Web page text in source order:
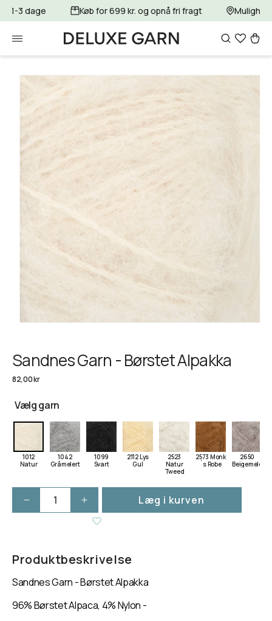
Gå til
indhold
1-3 dage Køb for 699 kr. og opnå fri fragt
Gå til
produktoplysninger
Sandnes Garn - Børstet Alpakka
Normalpris
82,00 kr
Vælg garn
1012
Natur
1042
Gråmelert
1099
Svart
2112 Lys
Gul
2523
Natur
Tweed
2573 Monk
´s Robe
2650
Beigemelert
Reducer
Garn
Børstet
Øg
antallet
Garn
Børstet
Læg i kurven
Produktbeskrivelse
Sandnes Garn - Børstet Alpakka
96% Børstet Alpaca, 4% Nylon -